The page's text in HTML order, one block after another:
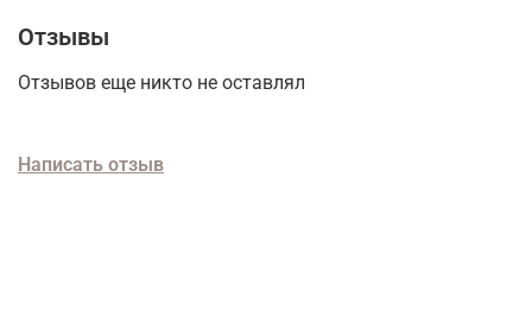
Отзывы
Отзывов еще никто не оставлял
Написать отзыв